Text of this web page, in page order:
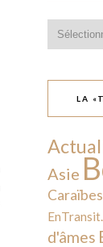
LA
Asie
Caraïbes
d'âmes